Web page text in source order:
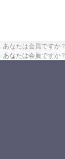
. あなたは会員ですか ?
. あなたは会員ですか ?